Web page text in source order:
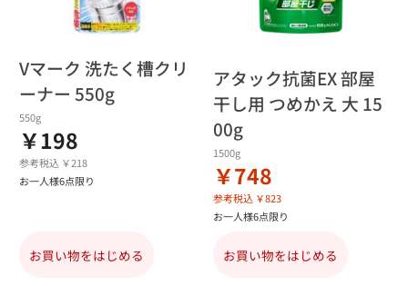
Vマーク 洗たく槽クリ
ーナー 550g
550g
￥198
参考税込 ￥218
お一人様6点限り
お買い物をはじめる
アタック抗菌EX 部屋
干し用 つめかえ 大 15
00g
1500g
￥748
参考税込 ￥823
お一人様6点限り
お買い物をはじめる